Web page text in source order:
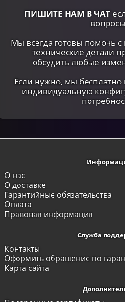
ПИШИТЕ НАМ В ЧАТ
Мы всегда готовы помочь
технические детали
обсудить любые
Если нужно, мы
индивидуальную
О нас
О доставке
Гарантийные обязательства
Оплата
Правовая информация
Служба
Контакты
Оформить обращение по
Карта сайта